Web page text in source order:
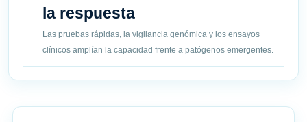
la respuesta
Las pruebas rápidas, la vigilancia genómica y los ensayos
clínicos amplían la capacidad frente a patógenos emergentes.